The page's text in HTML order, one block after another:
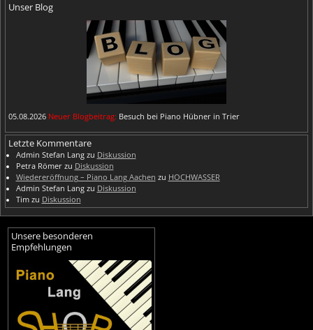
Unser Blog
05.08.2026 Neuer Blogbeitrag: Besuch bei Piano Hübner in Trier
Letzte Kommentare
Admin Stefan Langzu Diskussion
Petra Römerzu Diskussion
Wiedereröffnung – Piano Lang Aachen zu HOCHWASSER
Admin Stefan Langzu Diskussion
Timzu Diskussion
Unsere besonderen
Empfehlungen